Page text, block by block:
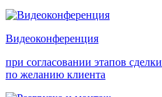
Видеоконференция
при согласовании этапов сделки
по желанию клиента